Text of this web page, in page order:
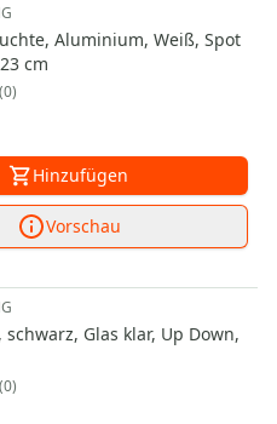
Aluminium, Weiß, Spot
cm
0
Hinzufügen
Vorschau
Glas klar, Up Down,
0